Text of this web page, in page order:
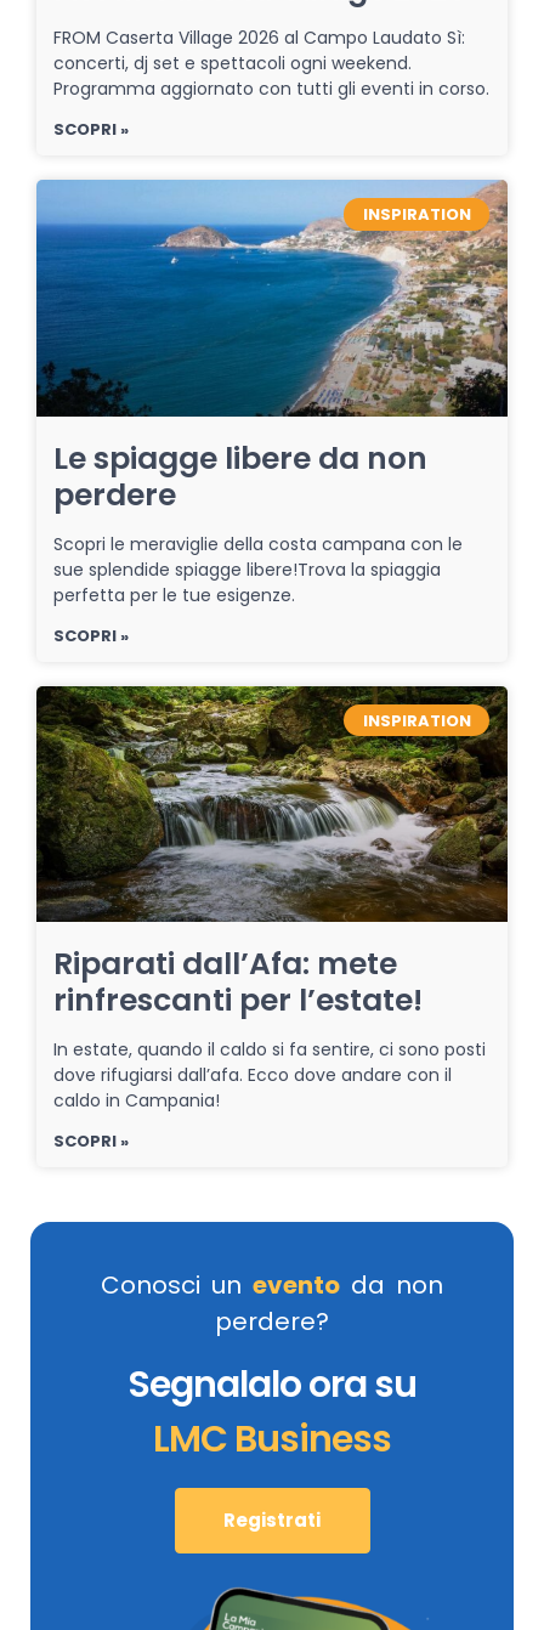
FROM Caserta Village 2026 al Campo Laudato Sì:
concerti, dj set e spettacoli ogni weekend.
Programma aggiornato con tutti gli eventi in corso.
SCOPRI »
INSPIRATION
Le spiagge libere da non
perdere
Scopri le meraviglie della costa campana con le
sue splendide spiagge libere!Trova la spiaggia
perfetta per le tue esigenze.
SCOPRI »
INSPIRATION
Riparati dall’Afa: mete
rinfrescanti per l’estate!
In estate, quando il caldo si fa sentire, ci sono posti
dove rifugiarsi dall’afa. Ecco dove andare con il
caldo in Campania!
SCOPRI »
Conosci un evento da non
perdere?
Segnalalo ora su
LMC Business
Registrati